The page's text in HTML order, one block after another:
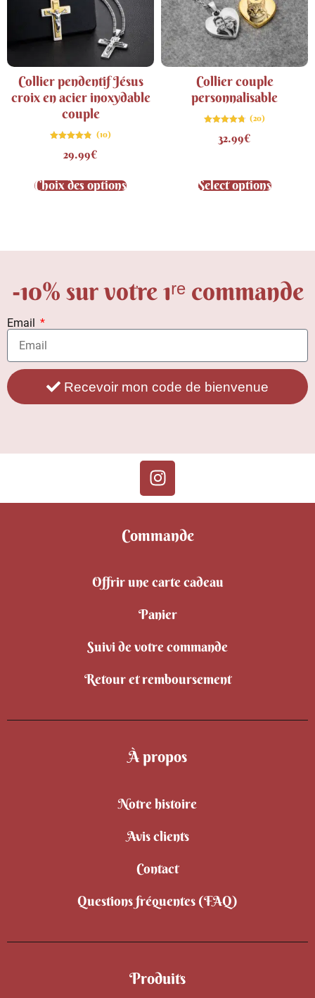
Collier pendentif Jésus
croix en acier inoxydable
couple
4.80
sur 5
(10)
29.99€
Choix des options
Collier couple
personnalisable
4.75
sur 5
(20)
32.99€
Select options
-10% sur votre 1ʳᵉ commande
Email
Recevoir mon code de bienvenue
Commande
Offrir une carte cadeau
Panier
Suivi de votre commande
Retour et remboursement
À propos
Notre histoire
Avis clients
Contact
Questions fréquentes (FAQ)
Produits